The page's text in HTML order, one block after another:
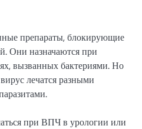
препараты, блокирующие
Они назначаются при
вызванных бактериями. Но
лечатся разными
при ВПЧ в урологии или